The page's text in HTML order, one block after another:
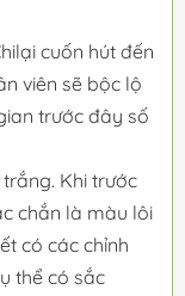
cuốn hút đến
viên sẽ bộc lộ
trước đây số
Khi trước
chắn là màu lôi
có các chỉnh
thể có sắc